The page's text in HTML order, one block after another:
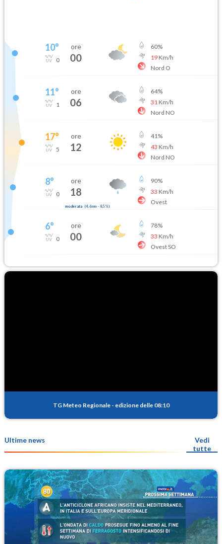
10°
0
ore
00
60%
19Km/h
Nord O
11°
1
ore
06
64%
31 Km/h
Nord NO
17°
5
ore
12
41%
43 Km/h
Nord NO
8°
0
ore
18
moderata (4.6mm- 85 %)
90%
33 Km/h
Ovest
6°
0
ore
00
78%
33 Km/h
Ovest SO
TG Meteo Regionale - edizione delle 08:10
Ultime news
Vedi
tutte